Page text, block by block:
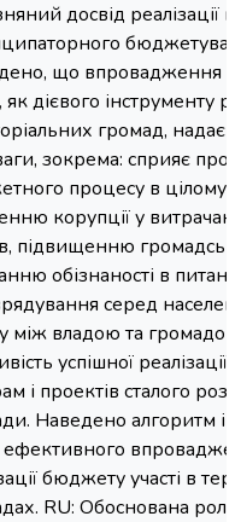
досвід реалізації
що впровадження
як дієвого інструменту
громад, надає
зокрема: сприяє
процесу в цілому і,
корупції у
підвищенню
обізнаності в
серед
між владою та
успішної реалізації
і проектів сталого
Наведено алгоритм і
бюджету участі в
RU: Обоснована